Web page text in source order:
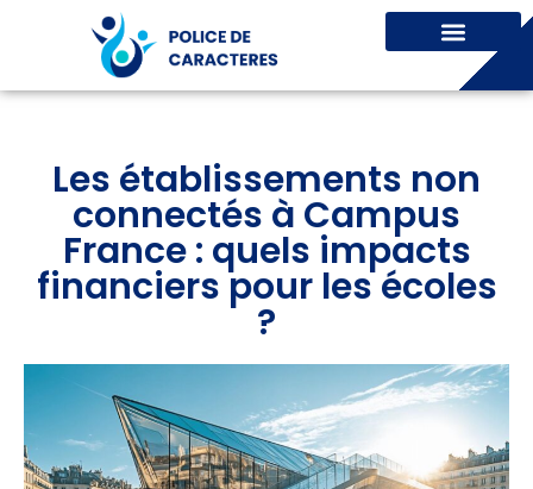
Les établissements non
connectés à Campus
France : quels impacts
financiers pour les écoles
?